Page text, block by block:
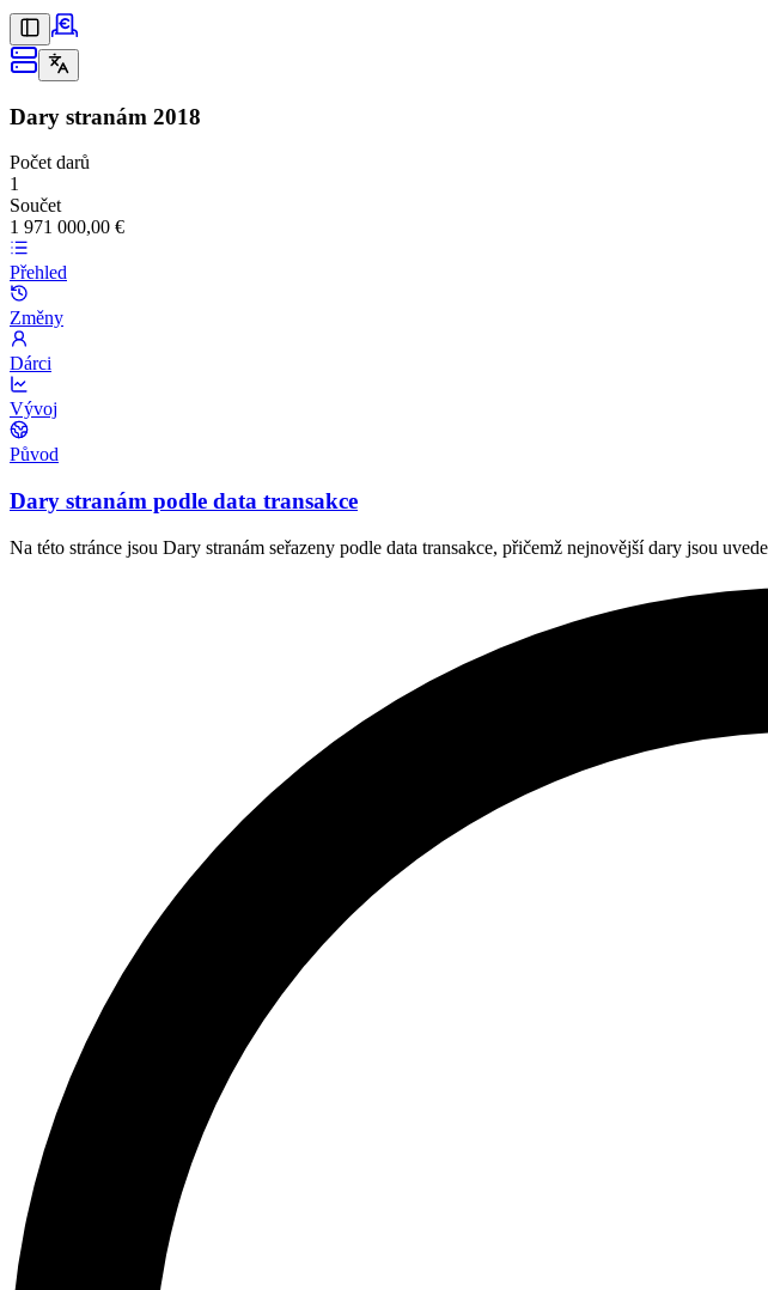
Dary stranám 2018
Počet darů
1
Součet
1 971 000,00 €
Přehled
Změny
Dárci
Vývoj
Původ
Dary stranám podle data transakce
Na této stránce jsou Dary stranám seřazeny podle data transakce, přičemž nejnovější dary jsou